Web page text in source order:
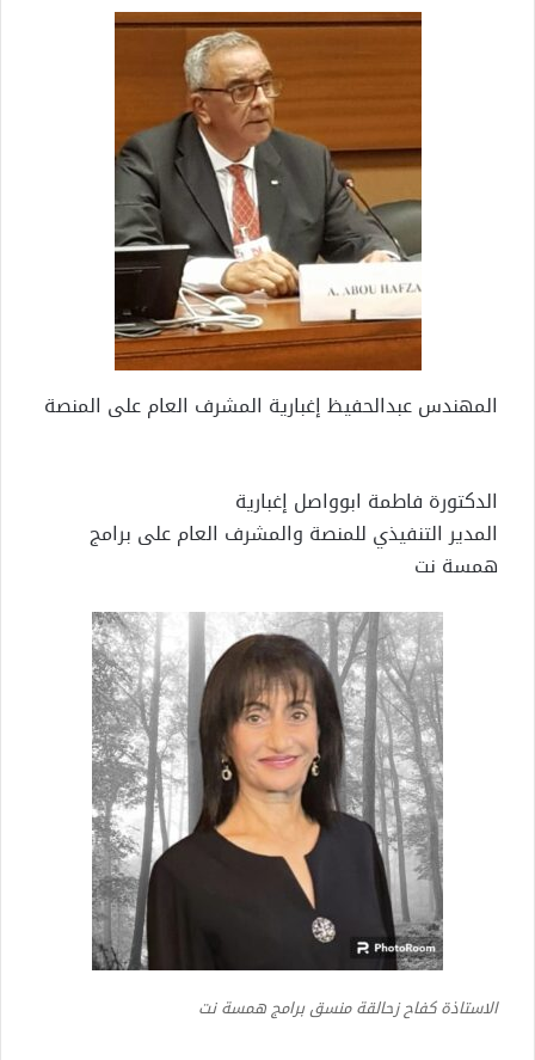
المهندس عبدالحفيظ إغبارية المشرف العام على المنصة
الدكتورة فاطمة ابوواصل إغبارية
المدير التنفيذي للمنصة والمشرف العام على برامج
همسة نت
الاستاذة كفاح زحالقة منسق برامج همسة نت